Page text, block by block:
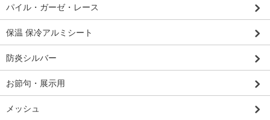
パイル・ガーゼ・レース
保温 保冷アルミシート
防炎シルバー
お節句・展示用
メッシュ